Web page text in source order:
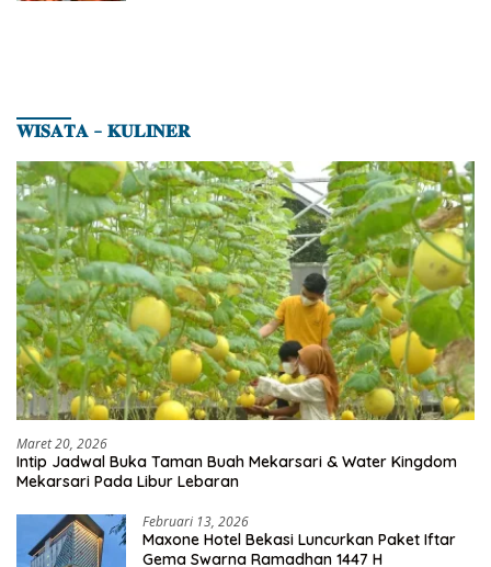
𝐖𝐈𝐒𝐀𝐓𝐀 – 𝐊𝐔𝐋𝐈𝐍𝐄𝐑
Maret 20, 2026
Intip Jadwal Buka Taman Buah Mekarsari & Water Kingdom
Mekarsari Pada Libur Lebaran
Februari 13, 2026
Maxone Hotel Bekasi Luncurkan Paket Iftar
Gema Swarna Ramadhan 1447 H